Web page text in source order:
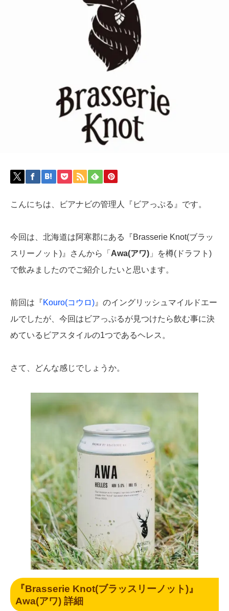
こんにちは、ビアナビの管理人『ビアっぷる』です。
今回は、北海道は阿寒郡にある『Brasserie Knot(ブラッ
スリーノット)』さんから「 Awa(アワ) 」を樽(ドラフト)
で飲みましたのでご紹介したいと思います。
前回は『Kouro(コウロ) 』のイングリッシュマイルドエー
ルでしたが、今回はビアっぷるが見つけたら飲む事に決
めているビアスタイルの1つであるヘレス。
さて、どんな感じでしょうか。
『Brasserie Knot(ブラッスリーノット)』
Awa(アワ) 詳細